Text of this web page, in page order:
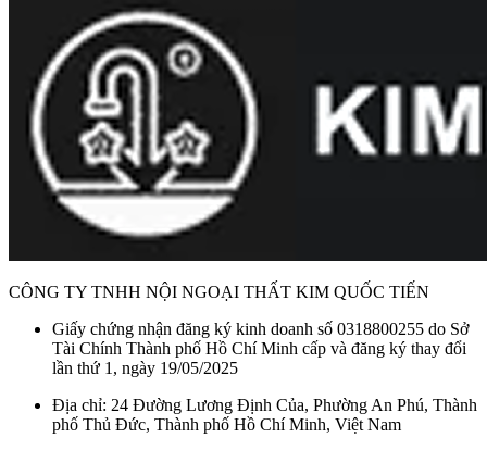
CÔNG TY TNHH NỘI NGOẠI THẤT KIM QUỐC TIẾN
Giấy chứng nhận đăng ký kinh doanh số 0318800255 do Sở
Tài Chính Thành phố Hồ Chí Minh cấp và đăng ký thay đổi
lần thứ 1, ngày 19/05/2025
Địa chỉ: 24 Đường Lương Định Của, Phường An Phú, Thành
phố Thủ Đức, Thành phố Hồ Chí Minh, Việt Nam